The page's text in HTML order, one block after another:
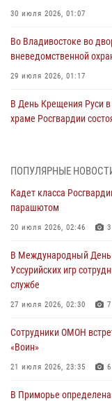
30 июля 2026, 01:07
Во Владивостоке во
вневедомственной
29 июля 2026, 01:17
В День Крещения Руси
храме Росгвардии
посвященном Дню
28 июля 2026, 05:39
Уссурийских игр
службе
27 июля 2026, 02:30
разрешительной
сдать оружие за
23 июля 2026, 22:45
Во Владивостоке
ПОПУЛЯРНЫЕ
Кадет класса
парашютом
20 июля 2026, 02:46 3
В Международный День
Уссурийских игр
службе
27 июля 2026, 02:30 7
Сотрудники ОМОН
«Воин»
21 июля 2026, 23:35 6
В Приморье